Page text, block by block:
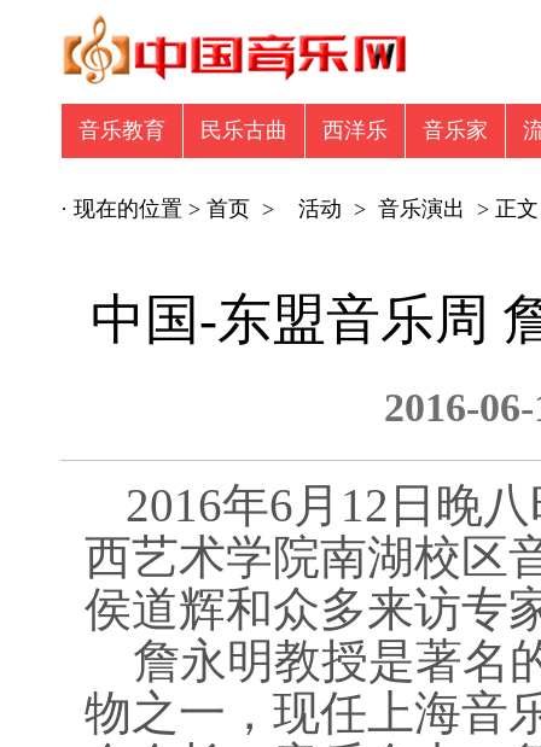
音乐教育 民乐古曲 西洋乐 音乐家
· 现在的位置 > 首页 > 活动 > 音乐演出 > 正文
中国-东盟音乐周
2016-
2016年6月12日晚
西艺术学院南湖校区
侯道辉和众多来访专
詹永明教授是著名
物之一，现任上海音